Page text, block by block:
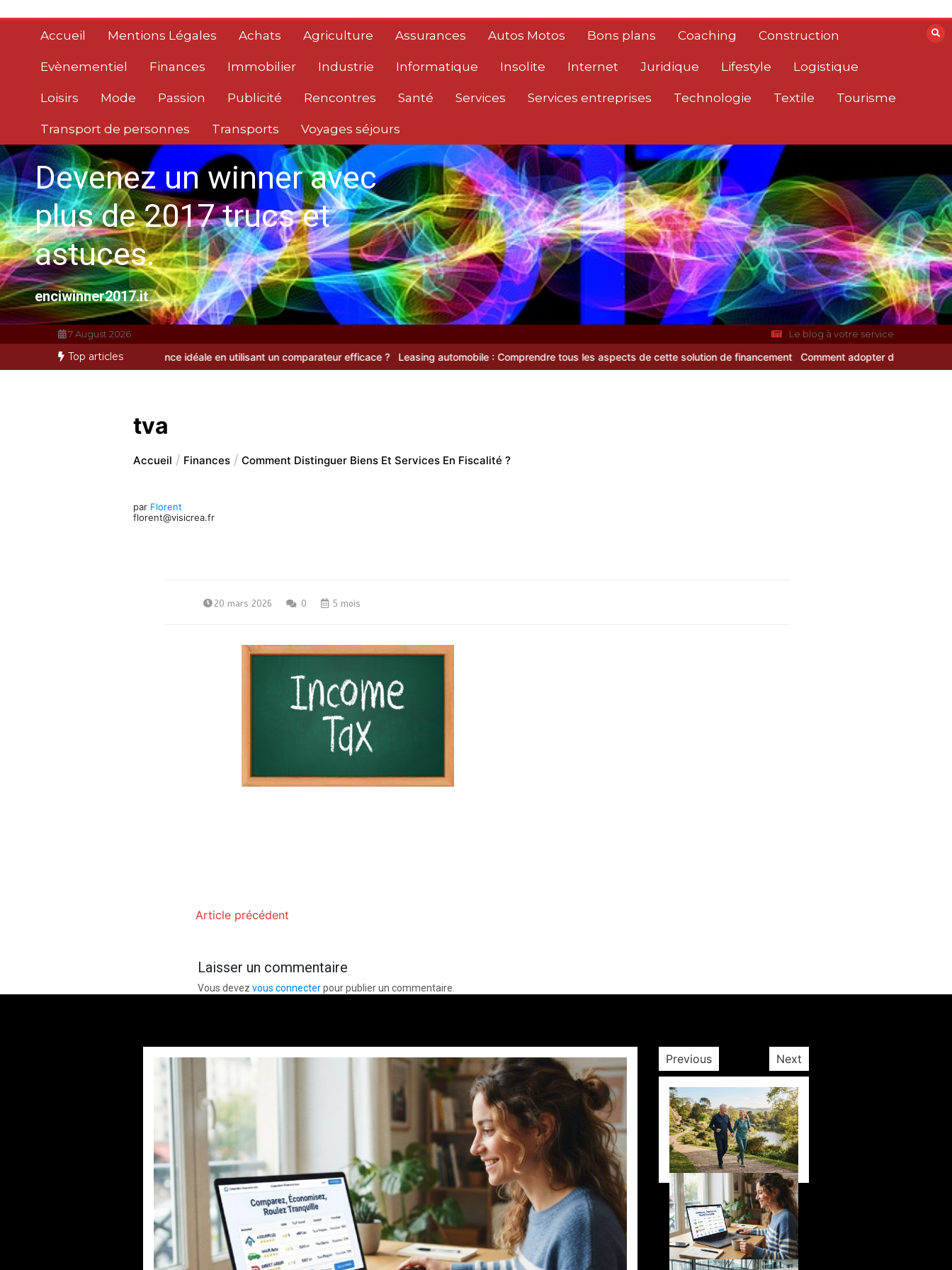
contenuAccueil Mentions Légales Achats Agriculture Assurances Autos Motos Bons plans Coaching Construction
Evènementiel Finances Immobilier Industrie Informatique Insolite Internet Juridique Lifestyle Logistique
Loisirs Mode Passion Publicité Rencontres Santé Services Services entreprises Technologie Textile Tourisme
Transport de personnes Transports Voyages séjours
Devenez un winner avec
plus de 2017 trucs et
astuces.
enciwinner2017.it
7 August 2026 Le blog à votre service
Top articles
dénicher l’assurance idéale en utilisant un comparateur efficace ? Leasing automobile : Comprendre tous les aspects de cette solution de financement Comment adopter de bonnes habitudes
tva
Accueil Finances Comment Distinguer Biens Et Services En Fiscalité ?
par Florent
florent@visicrea.fr
20 mars 2026 0 5 mois
Article précédent
Laisser un commentaire
Vous devez vous connecterpour publier un commentaire.
Previous Next